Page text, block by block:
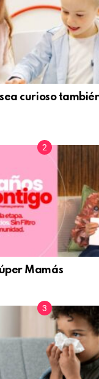
curioso
Mamás